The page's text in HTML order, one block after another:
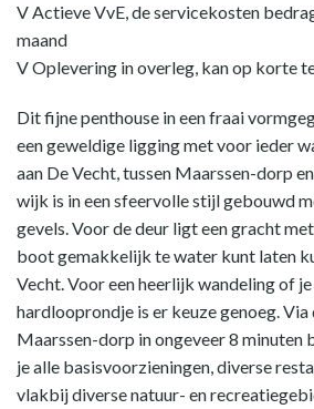
V Actieve VvE, de servicekosten
maand
V Oplevering in overleg, kan op korte
Dit fijne penthouse in een fraai
een geweldige ligging met voor ieder
aan De Vecht, tussen Maarssen-dorp
wijk is in een sfeervolle stijl gebouwd
gevels. Voor de deur ligt een gracht
boot gemakkelijk te water kunt laten
Vecht. Voor een heerlijk wandeling of
hardlooprondje is er keuze genoeg.
Maarssen-dorp in ongeveer 8 minuten
je alle basisvoorzieningen, diverse
vlakbij diverse natuur- en